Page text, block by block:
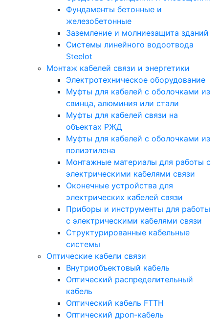
Фундаменты бетонные и
железобетонные
Заземление и молниезащита зданий
Системы линейного водоотвода
Steelot
Монтаж кабелей связи и энергетики
Электротехническое оборудование
Муфты для кабелей с оболочками из
свинца, алюминия или стали
Муфты для кабелей связи на
объектах РЖД
Муфты для кабелей с оболочками из
полиэтилена
Монтажные материалы для работы с
электрическими кабелями связи
Оконечные устройства для
электрических кабелей связи
Приборы и инструменты для работы
с электрическими кабелями связи
Структурированные кабельные
системы
Оптические кабели связи
Внутриобъектовый кабель
Оптический распределительный
кабель
Оптический кабель FTTH
Оптический дроп-кабель